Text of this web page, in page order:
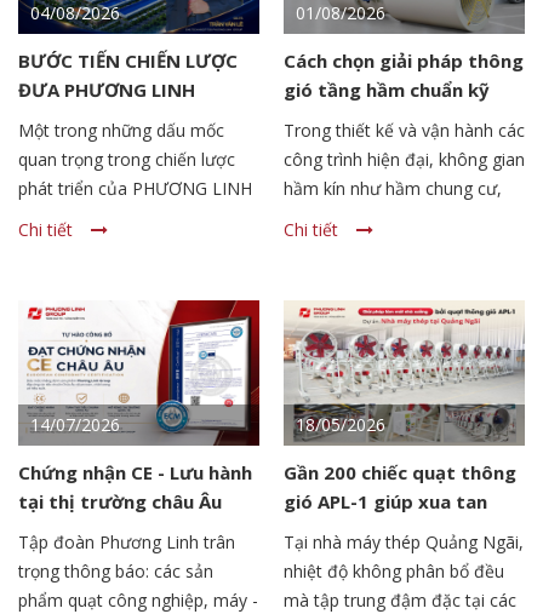
04/08/2026
BƯỚC TIẾN CHIẾN LƯỢC
ĐƯA PHƯƠNG LINH
GROUP VƯƠN CAO, VƯƠN
XA
Một trong những dấu mốc
quan trọng trong chiến lược
phát triển của PHƯƠNG LINH
GROUP là việc đón nhận Giấy
công nghiệp, thiết bị hút lọc
bụi và thiết bị điện công
nghiệp tại Khu công nghiệp
Bắc Vinh, tỉnh Nghệ An.
Chi tiết
01/08/2026
Cách chọn giải pháp thông
gió tầng hầm chuẩn kỹ
thuật từ Jetfan Phương
Linh
Trong thiết kế và vận hành các
công trình hiện đại, không gian
hầm kín như hầm chung cư,
bãi đỗ xe hay hầm giao thông
Do đặc thù khép kín, khí thải
từ phương tiện, bụi mịn cùng
nguy cơ tích tụ khí độc CO,
CO2 không chỉ gây ảnh hưởng
nghiêm trọng đến sức khỏe
người sử dụng mà còn tiềm
ẩn rủi ro cháy nổ cao. Vì vậy,
việc lựa chọn đúng giải pháp
thông gió ngay từ đầu không
chỉ quyết định sự an toàn,
Chi tiết
14/07/2026
Chứng nhận CE - Lưu hành
tại thị trường châu Âu
loạt sản phẩm quạt công
nghiệp, máy/ hệ thống hút
lọc bụi
Tập đoàn Phương Linh trân
trọng thông báo: các sản
phẩm quạt công nghiệp, máy -
18/05/2026
Gần 200 chiếc quạt thông
gió APL-1 giúp xua tan
nắng nóng tại Nhà máy
thép tỉnh Quảng Ngãi
Tại nhà máy thép Quảng Ngãi,
nhiệt độ không phân bổ đều
mà tập trung đậm đặc tại các